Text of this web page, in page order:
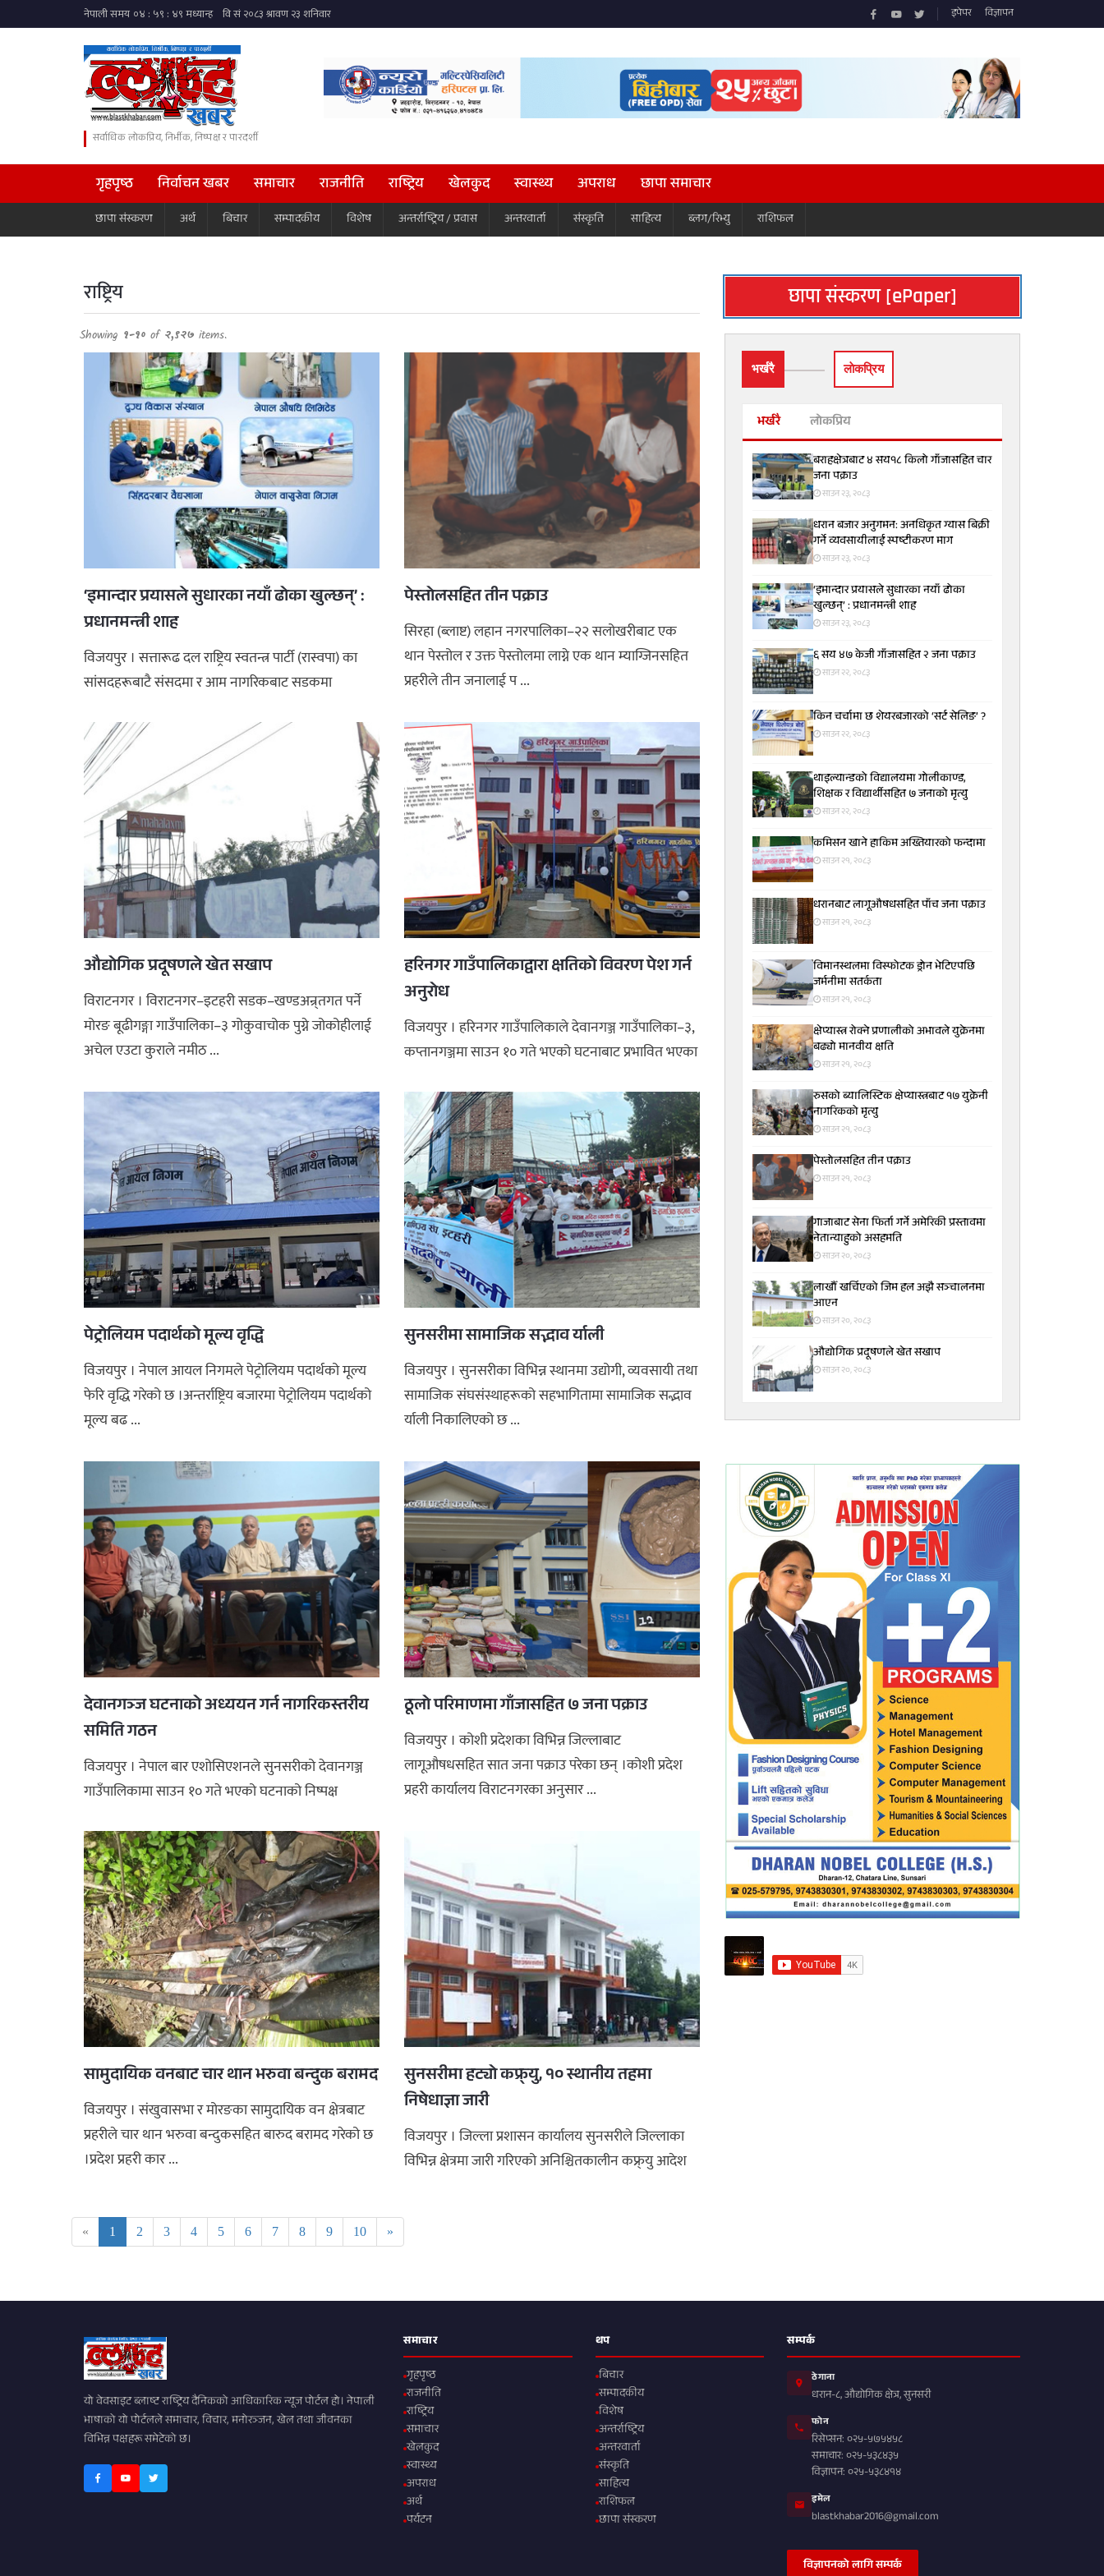
इपेपर विज्ञापन
सर्वाधिक लोकप्रिय, निर्भीक, निष्पक्ष र पारदर्शी
गृहपृष्ठ निर्वाचन खबर समाचार राजनीति राष्ट्रिय खेलकुद स्वास्थ्य अपराध छापा समाचार
छापा संस्करण अर्थ बिचार सम्पादकीय विशेष अन्तर्राष्ट्रिय / प्रवास अन्तरवार्ता संस्कृति साहित्य ब्लग/रिभ्यु राशिफल
राष्ट्रिय
Showing १-१० of २,९२७ items.
‘इमान्दार प्रयासले सुधारका नयाँ ढोका खुल्छन्’ :
प्रधानमन्त्री शाह
विजयपुर । सत्तारूढ दल राष्ट्रिय स्वतन्त्र पार्टी (रास्वपा) का
सांसदहरूबाटै संसदमा र आम नागरिकबाट सडकमा
पेस्तोलसहित तीन पक्राउ
सिरहा (ब्लाष्ट) लहान नगरपालिका–२२ सलोखरीबाट एक
थान पेस्तोल र उक्त पेस्तोलमा लाग्ने एक थान म्याग्जिनसहित
प्रहरीले तीन जनालाई प ...
औद्योगिक प्रदूषणले खेत सखाप
विराटनगर । विराटनगर–इटहरी सडक–खण्डअन्र्तगत पर्ने
मोरङ बूढीगङ्गा गाउँपालिका–३ गोकुवाचोक पुग्ने जोकोहीलाई
अचेल एउटा कुराले नमीठ ...
हरिनगर गाउँपालिकाद्वारा क्षतिको विवरण पेश गर्न
अनुरोध
विजयपुर । हरिनगर गाउँपालिकाले देवानगञ्ज गाउँपालिका–३,
कप्तानगञ्जमा साउन १० गते भएको घटनाबाट प्रभावित भएका
पेट्रोलियम पदार्थको मूल्य वृद्धि
विजयपुर । नेपाल आयल निगमले पेट्रोलियम पदार्थको मूल्य
फेरि वृद्धि गरेको छ ।अन्तर्राष्ट्रिय बजारमा पेट्रोलियम पदार्थको
मूल्य बढ ...
सुनसरीमा सामाजिक सद्भाव र्याली
विजयपुर । सुनसरीका विभिन्न स्थानमा उद्योगी, व्यवसायी तथा
सामाजिक संघसंस्थाहरूको सहभागितामा सामाजिक सद्भाव
र्याली निकालिएको छ ...
देवानगञ्ज घटनाको अध्ययन गर्न नागरिकस्तरीय
समिति गठन
विजयपुर । नेपाल बार एशोसिएशनले सुनसरीको देवानगञ्ज
गाउँपालिकामा साउन १० गते भएको घटनाको निष्पक्ष
ठूलो परिमाणमा गाँजासहित ७ जना पक्राउ
विजयपुर । कोशी प्रदेशका विभिन्न जिल्लाबाट
लागूऔषधसहित सात जना पक्राउ परेका छन् ।कोशी प्रदेश
प्रहरी कार्यालय विराटनगरका अनुसार ...
सामुदायिक वनबाट चार थान भरुवा बन्दुक बरामद
विजयपुर । संखुवासभा र मोरङका सामुदायिक वन क्षेत्रबाट
प्रहरीले चार थान भरुवा बन्दुकसहित बारुद बरामद गरेको छ
।प्रदेश प्रहरी कार ...
सुनसरीमा हट्यो कफ्र्यु, १० स्थानीय तहमा
निषेधाज्ञा जारी
विजयपुर । जिल्ला प्रशासन कार्यालय सुनसरीले जिल्लाका
विभिन्न क्षेत्रमा जारी गरिएको अनिश्चितकालीन कफ्र्यु आदेश
« 1 2 3 4 5 6 7 8 9 10 »
छापा संस्करण [ePaper]
भर्खरै लाेकप्रिय
भर्खरै लोकप्रिय
बराहक्षेत्रबाट ४ सय१८ किलो गाँजासहित चार
जना पक्राउ
साउन २३, २०८३
धरान बजार अनुगमन: अनधिकृत ग्यास बिक्री
गर्ने व्यवसायीलाई स्पष्टीकरण माग
साउन २३, २०८३
‘इमान्दार प्रयासले सुधारका नयाँ ढोका
खुल्छन्’ : प्रधानमन्त्री शाह
साउन २३, २०८३
६ सय ४७ केजी गाँजासहित २ जना पक्राउ
साउन २२, २०८३
किन चर्चामा छ शेयरबजारको ‘सर्ट सेलिङ’ ?
साउन २२, २०८३
थाइल्यान्डको विद्यालयमा गोलीकाण्ड,
शिक्षक र विद्यार्थीसहित ७ जनाको मृत्यु
साउन २२, २०८३
कमिसन खाने हाकिम अख्तियारको फन्दामा
साउन २१, २०८३
धरानबाट लागूऔषधसहित पाँच जना पक्राउ
साउन २१, २०८३
विमानस्थलमा विस्फोटक ड्रोन भेटिएपछि
जर्मनीमा सतर्कता
साउन २१, २०८३
क्षेप्यास्त्र रोक्ने प्रणालीको अभावले युक्रेनमा
बढ्यो मानवीय क्षति
साउन २१, २०८३
रुसको ब्यालिस्टिक क्षेप्यास्त्रबाट १७ युक्रेनी
नागरिकको मृत्यु
साउन २१, २०८३
पेस्तोलसहित तीन पक्राउ
साउन २१, २०८३
गाजाबाट सेना फिर्ता गर्ने अमेरिकी प्रस्तावमा
नेतान्याहुको असहमति
साउन २०, २०८३
लाखौँ खर्चिएको जिम हल अझै सञ्चालनमा
आएन
साउन २०, २०८३
औद्योगिक प्रदूषणले खेत सखाप
साउन २०, २०८३
यो वेवसाइट ब्लाष्ट राष्ट्रिय दैनिकको आधिकारिक न्यूज पोर्टल हो। नेपाली
भाषाको यो पोर्टलले समाचार, विचार, मनोरञ्जन, खेल तथा जीवनका
विभिन्न पक्षहरू समेटेको छ।
समाचार
गृहपृष्ठ
राजनीति
राष्ट्रिय
समाचार
खेलकुद
स्वास्थ्य
अपराध
अर्थ
पर्यटन
थप
बिचार
सम्पादकीय
विशेष
अन्तर्राष्ट्रिय
अन्तरवार्ता
संस्कृति
साहित्य
राशिफल
छापा संस्करण
सम्पर्क
ठेगाना
धरान-८, औद्योगिक क्षेत्र, सुनसरी
फोन
रिसेप्सन: ०२५-५७५४५८
समाचार: ०२५-५३८४३५
विज्ञापन: ०२५-५३८४१४
इमेल
blastkhabar2016@gmail.com
विज्ञापनको लागि सम्पर्क